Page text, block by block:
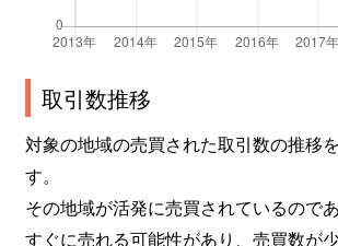
取引数推移
対象の地域の売買された取引数の推移
す。
その地域が活発に売買されているので
すぐに売れる可能性があり、売買数が